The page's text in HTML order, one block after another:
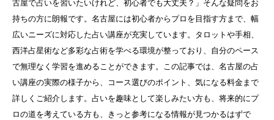
古屋で占いを習いたいけれど、初心者でも大丈夫？」そんな疑問をお
持ちの方に朗報です。名古屋には初心者からプロを目指す方まで、幅
広いニーズに対応した占い講座が充実しています。タロットや手相、
西洋占星術など多彩な占術を学べる環境が整っており、自分のペース
で無理なく学習を進めることができます。この記事では、名古屋の占
い講座の実際の様子から、コース選びのポイント、気になる料金まで
詳しくご紹介します。占いを趣味として楽しみたい方も、将来的にプ
ロの道を考えている方も、きっと参考になる情報が見つかるはずで